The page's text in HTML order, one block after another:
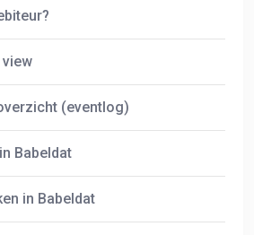
(eventlog)
Babeldat
in Babeldat